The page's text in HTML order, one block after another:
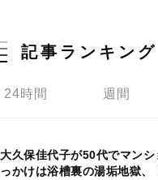
記事ランキング
24時間 週間
大久保佳代子が50代でマン
っかけは浴槽裏の湯垢地獄、